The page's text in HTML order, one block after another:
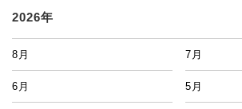
2026年
8月 7月
6月 5月